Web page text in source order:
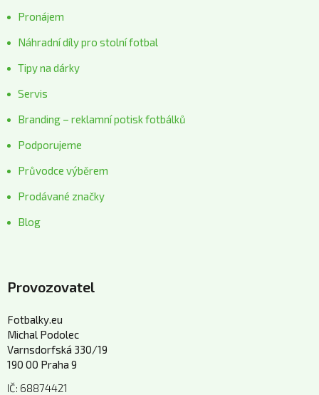
Pronájem
Náhradní díly pro stolní fotbal
Tipy na dárky
Servis
Branding – reklamní potisk fotbálků
Podporujeme
Průvodce výběrem
Prodávané značky
Blog
Provozovatel
Fotbalky.eu
Michal Podolec
Varnsdorfská 330/19
190 00 Praha 9
IČ: 68874421